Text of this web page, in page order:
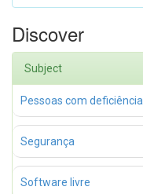
Discover
Subject
Pessoas com deficiência
Segurança
Software livre